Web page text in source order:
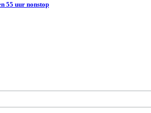
55 uur nonstop